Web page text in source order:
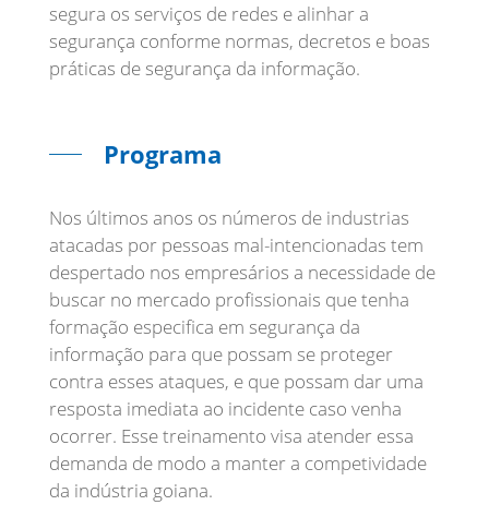
segura os serviços de redes e alinhar a
segurança conforme normas, decretos e boas
práticas de segurança da informação.
Programa
Nos últimos anos os números de industrias
atacadas por pessoas mal-intencionadas tem
despertado nos empresários a necessidade de
buscar no mercado profissionais que tenha
formação especifica em segurança da
informação para que possam se proteger
contra esses ataques, e que possam dar uma
resposta imediata ao incidente caso venha
ocorrer. Esse treinamento visa atender essa
demanda de modo a manter a competividade